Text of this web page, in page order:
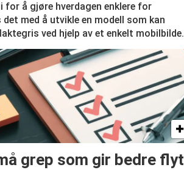
å gjøre hverdagen enklere for
med å utvikle en modell som kan
ved hjelp av et enkelt mobilbilde.
grep som gir bedre flyt